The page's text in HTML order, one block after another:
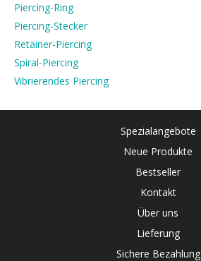
Piercing-Ring
Piercing-Stecker
Retainer-Piercing
Spiral-Piercing
Vibrierendes Piercing
Spezialangebote
Neue Produkte
Bestseller
Kontakt
Über uns
Lieferung
Sichere Bezahlung